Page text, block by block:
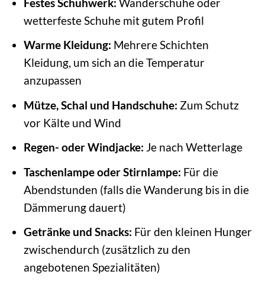
wetterfeste Schuhe mit gutem Profil
Warme Kleidung: Mehrere Schichten
Kleidung, um sich an die Temperatur
anzupassen
Mütze, Schal und Handschuhe: Zum Schutz
vor Kälte und Wind
Regen- oder Windjacke: Je nach Wetterlage
Taschenlampe oder Stirnlampe: Für die
Abendstunden (falls die Wanderung bis in die
Dämmerung dauert)
Getränke und Snacks: Für den kleinen Hunger
zwischendurch (zusätzlich zu den
angebotenen Spezialitäten)